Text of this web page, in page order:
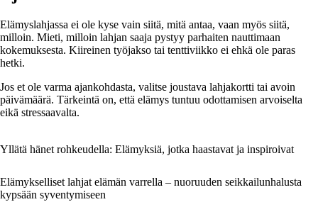
Elämyslahjassa ei ole kyse vain siitä, mitä antaa, vaan myös siitä,
milloin. Mieti, milloin lahjan saaja pystyy parhaiten nauttimaan
kokemuksesta. Kiireinen työjakso tai tenttiviikko ei ehkä ole paras
hetki.
Jos et ole varma ajankohdasta, valitse joustava lahjakortti tai avoin
päivämäärä. Tärkeintä on, että elämys tuntuu odottamisen arvoiselta
eikä stressaavalta.
Yllätä hänet rohkeudella: Elämyksiä, jotka haastavat ja inspiroivat
Elämykselliset lahjat elämän varrella – nuoruuden seikkailunhalusta
kypsään syventymiseen